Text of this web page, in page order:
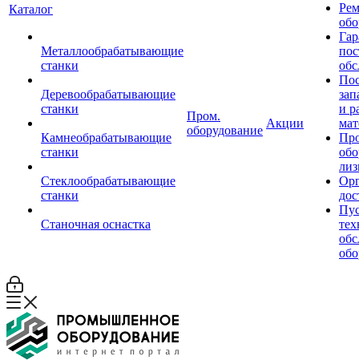
Каталог
Металлообрабатывающие
станки
Деревообрабатывающие
станки
Камнеобрабатывающие
станки
Стеклообрабатывающие
станки
Станочная оснастка
Пром.
оборудование
Акции
и